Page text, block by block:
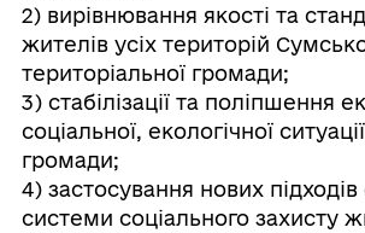
2) вирівнювання якості та
жителів усіх територій
територіальної громади;
3) стабілізації та поліпшення
соціальної, екологічної
громади;
4) застосування нових
системи соціального захисту